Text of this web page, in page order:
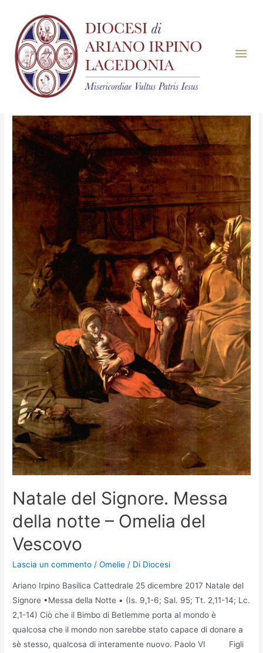
Mese:Dicembre 2017
Natale del Signore. Messa
della notte – Omelia del
Vescovo
Lascia un commento /Omelie / Di Diocesi
Ariano Irpino Basilica Cattedrale 25 dicembre 2017 Natale del
Signore •Messa della Notte • (Is. 9,1-6; Sal. 95; Tt. 2,11-14; Lc.
2,1-14) Ciò che il Bimbo di Betlemme porta al mondo è
qualcosa che il mondo non sarebbe stato capace di donare a
sè stesso, qualcosa di interamente nuovo. Paolo VI Figli